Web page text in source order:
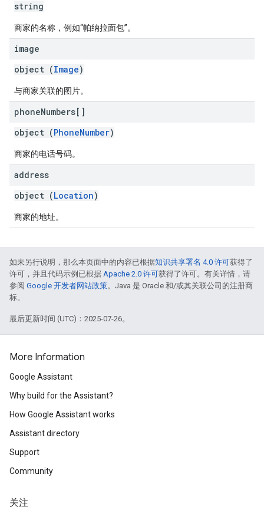
string
商家的名称，例如“帕纳拉面包”。
image
object (Image)
与商家关联的图片。
phoneNumbers[]
object (PhoneNumber)
商家的电话号码。
address
object (Location)
商家的地址。
如未另行说明，那么本页面中的内容已根据知识共享署名 4.0 许可获得了
许可，并且代码示例已根据 Apache 2.0 许可获得了许可。有关详情，请
参阅 Google 开发者网站政策。Java 是 Oracle 和/或其关联公司的注册商
标。
最后更新时间 (UTC)：2025-07-26。
More Information
Google Assistant
Why build for the Assistant?
How Google Assistant works
Assistant directory
Support
Community
关注